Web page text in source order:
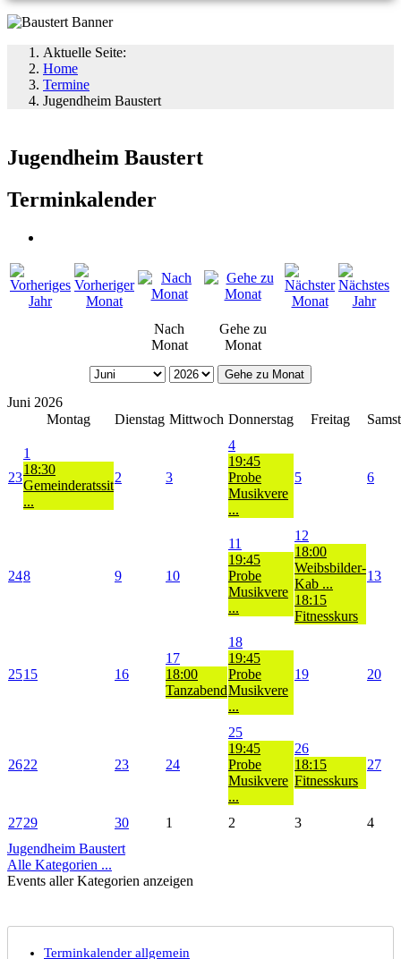
Aktuelle Seite:
Home
Termine
Jugendheim Baustert
Jugendheim Baustert
Terminkalender
Nach
Monat
Gehe zu
Monat
Gehe zu Monat
Juni 2026
Montag
Dienstag Mittwoch Donnerstag Freitag
23
1
18:30
Gemeinderatssit
...
2 3
4
19:45
Probe
Musikvere
...
5 6
248 9 10
11
19:45
Probe
Musikvere
...
12
18:00
Weibsbilder-
Kab ...
18:15
Fitnesskurs
13
2515 16
17
18:00
Tanzabend
18
19:45
Probe
Musikvere
...
19 20
2622 23 24
25
19:45
Probe
Musikvere
...
26
18:15
Fitnesskurs
27
2729 30 1 2 3
4
Jugendheim Baustert
Alle Kategorien ...
Events aller Kategorien anzeigen
Terminkalender allgemein